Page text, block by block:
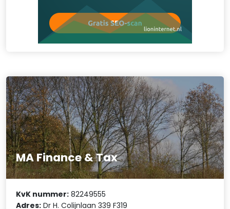
MA Finance & Tax
KvK nummer: 82249555
Adres: Dr H. Colijnlaan 339 F319